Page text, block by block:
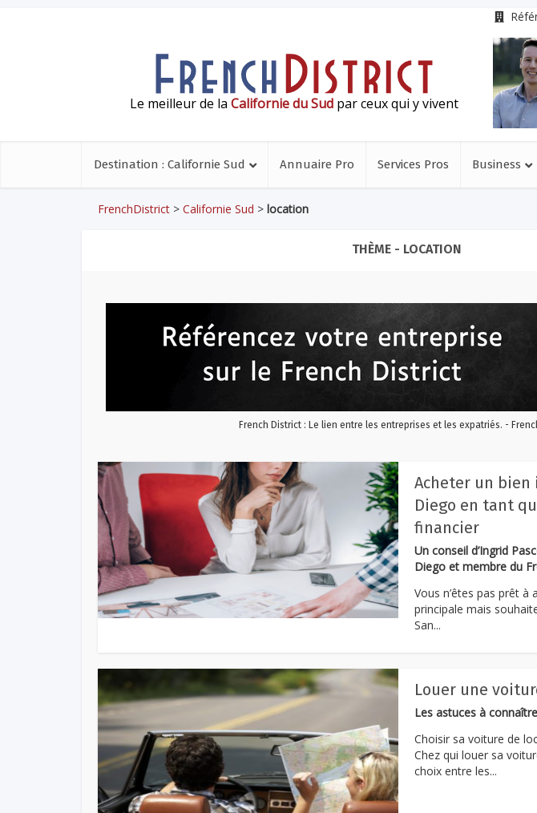
Le meilleur de la Californie du Sud par ceux qui y vivent
Destination : Californie Sud Annuaire Pro Services Pros Business
FrenchDistrict > Californie Sud > location
THÈME - LOCATION
French District : Le lien entre les entreprises et les expatriés. -
Acheter un bien
Diego en tant
financier
Un conseil d’Ingrid
Diego et membre du
Vous n’êtes pas prêt à
principale mais
San...
Louer une
Les astuces à
Choisir sa voiture de
Chez qui louer sa
choix entre les...